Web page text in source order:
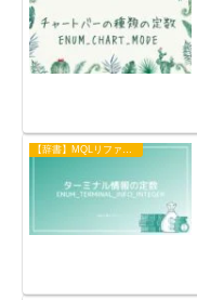
【辞書】MQLリファレンス